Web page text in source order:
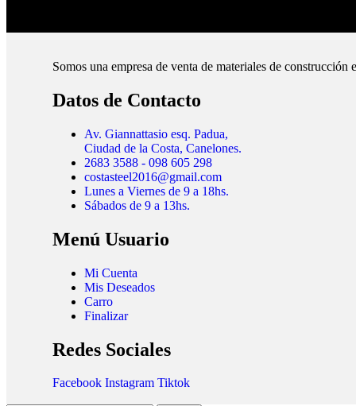
Somos una empresa de venta de materiales de
Datos de Contacto
Av. Giannattasio esq. Padua,
Ciudad de la Costa, Canelones.
2683 3588 - 098 605 298
costasteel2016@gmail.com
Lunes a Viernes de 9 a 18hs.
Sábados de 9 a 13hs.
Menú Usuario
Mi Cuenta
Mis Deseados
Carro
Finalizar
Redes Sociales
Facebook Instagram Tiktok